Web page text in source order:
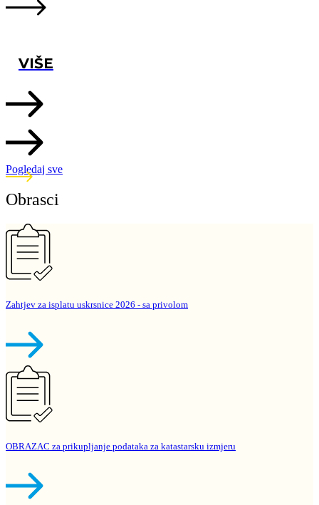
VIŠE
Pogledaj sve
Obrasci
Zahtjev za isplatu uskrsnice 2026 - sa privolom
OBRAZAC za prikupljanje podataka za katastarsku izmjeru